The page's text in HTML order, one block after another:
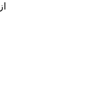
از